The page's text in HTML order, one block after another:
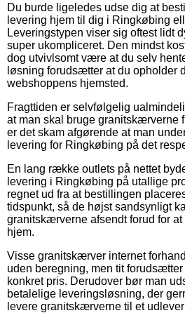
Du burde ligeledes udse dig at
levering hjem til dig i Ringkøbing
Leveringstypen viser sig oftest lidt
super ukompliceret. Den mindst
dog utvivlsomt være at du selv
løsning forudsætter at du
webshoppens hjemsted.
Fragttiden er selvfølgelig
at man skal bruge granitskærverne
er det skam afgørende at man
levering for Ringkøbing på det
En lang række outlets på nettet
levering i Ringkøbing på utallige
regnet ud fra at bestillingen
tidspunkt, så de højst sandsynligt
granitskærverne afsendt forud for
hjem.
Visse granitskærver internet
uden beregning, men tit
konkret pris. Derudover bør man
betalelige leveringsløsning, der
levere granitskærverne til et